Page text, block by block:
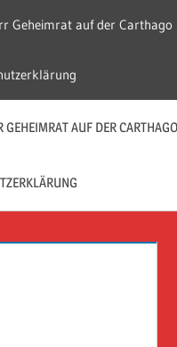
Geheimrat auf der Carthago
GEHEIMRAT AUF DER